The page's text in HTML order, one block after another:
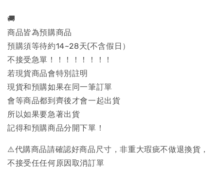
🚚
商品皆為預購商品
預購須等待約14~28天(不含假日）
不接受急單！！！！！！！！
若現貨商品會特別註明
現貨和預購如果在同一筆訂單
會等商品都到齊後才會一起出貨
所以如果要急著出貨
記得和預購商品分開下單！
⚠️代購商品請確認好商品尺寸，非重大瑕疵不做退換貨，
不接受任任何原因取消訂單